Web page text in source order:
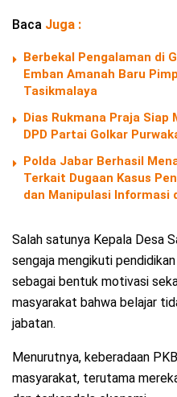
Baca Juga :
Berbekal Pengalaman di
Emban Amanah Baru
Tasikmalaya
Dias Rukmana Praja Siap
DPD Partai Golkar
Polda Jabar Berhasil
Terkait Dugaan Kasus
dan Manipulasi Informasi
Salah satunya Kepala Desa
sengaja mengikuti
sebagai bentuk motivasi
masyarakat bahwa belajar
jabatan.
Menurutnya, keberadaan
masyarakat, terutama